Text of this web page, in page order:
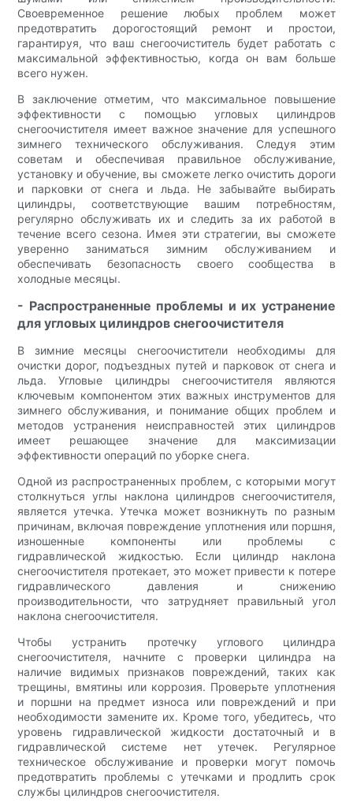
Своевременное решение любых проблем может
предотвратить дорогостоящий ремонт и простои,
гарантируя, что ваш снегоочиститель будет работать с
максимальной эффективностью, когда он вам больше
всего нужен.
В заключение отметим, что максимальное повышение
эффективности с помощью угловых цилиндров
снегоочистителя имеет важное значение для успешного
зимнего технического обслуживания. Следуя этим
советам и обеспечивая правильное обслуживание,
установку и обучение, вы сможете легко очистить дороги
и парковки от снега и льда. Не забывайте выбирать
цилиндры, соответствующие вашим потребностям,
регулярно обслуживать их и следить за их работой в
течение всего сезона. Имея эти стратегии, вы сможете
уверенно заниматься зимним обслуживанием и
обеспечивать безопасность своего сообщества в
холодные месяцы.
- Распространенные проблемы и их устранение
для угловых цилиндров снегоочистителя
В зимние месяцы снегоочистители необходимы для
очистки дорог, подъездных путей и парковок от снега и
льда. Угловые цилиндры снегоочистителя являются
ключевым компонентом этих важных инструментов для
зимнего обслуживания, и понимание общих проблем и
методов устранения неисправностей этих цилиндров
имеет решающее значение для максимизации
эффективности операций по уборке снега.
Одной из распространенных проблем, с которыми могут
столкнуться углы наклона цилиндров снегоочистителя,
является утечка. Утечка может возникнуть по разным
причинам, включая повреждение уплотнения или поршня,
изношенные компоненты или проблемы с
гидравлической жидкостью. Если цилиндр наклона
снегоочистителя протекает, это может привести к потере
гидравлического давления и снижению
производительности, что затрудняет правильный угол
наклона снегоочистителя.
Чтобы устранить протечку углового цилиндра
снегоочистителя, начните с проверки цилиндра на
наличие видимых признаков повреждений, таких как
трещины, вмятины или коррозия. Проверьте уплотнения
и поршни на предмет износа или повреждений и при
необходимости замените их. Кроме того, убедитесь, что
уровень гидравлической жидкости достаточный и в
гидравлической системе нет утечек. Регулярное
техническое обслуживание и проверки могут помочь
предотвратить проблемы с утечками и продлить срок
службы цилиндров снегоочистителя.